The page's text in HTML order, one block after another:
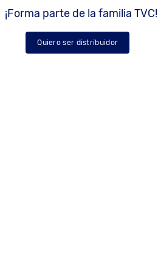
¡Forma parte de la familia TVC!
Quiero ser distribuidor